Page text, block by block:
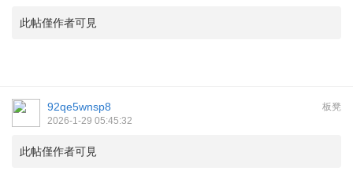
此帖僅作者可見
板凳
92qe5wnsp8
2026-1-29 05:45:32
此帖僅作者可見